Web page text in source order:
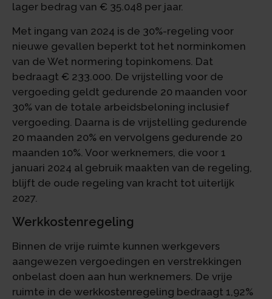
lager bedrag van € 35.048 per jaar.
Met ingang van 2024 is de 30%-regeling voor
nieuwe gevallen beperkt tot het norminkomen
van de Wet normering topinkomens. Dat
bedraagt € 233.000. De vrijstelling voor de
vergoeding geldt gedurende 20 maanden voor
30% van de totale arbeidsbeloning inclusief
vergoeding. Daarna is de vrijstelling gedurende
20 maanden 20% en vervolgens gedurende 20
maanden 10%. Voor werknemers, die voor 1
januari 2024 al gebruik maakten van de regeling,
blijft de oude regeling van kracht tot uiterlijk
2027.
Werkkostenregeling
Binnen de vrije ruimte kunnen werkgevers
aangewezen vergoedingen en verstrekkingen
onbelast doen aan hun werknemers. De vrije
ruimte in de werkkostenregeling bedraagt 1,92%